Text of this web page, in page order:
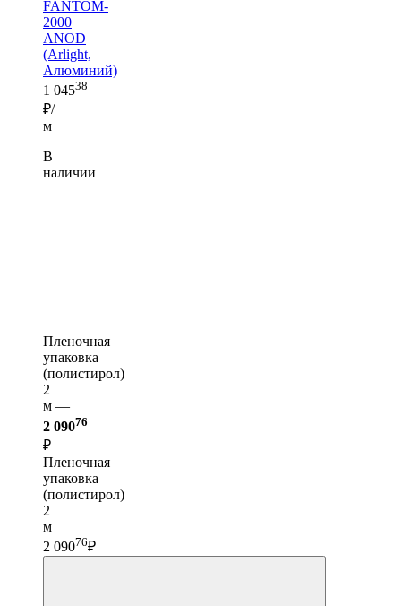
FANTOM-
2000
ANOD
(Arlight,
Алюминий)
1 04538
₽/
м
В
наличии
Пленочная
упаковка
(полистирол)
2
м —
2 09076
₽
Пленочная
упаковка
(полистирол)
2
м
2 09076₽